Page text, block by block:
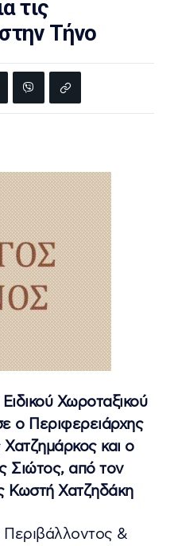
τις
Τήνο
Χωροταξικού
ο Περιφερειάρχης
και ο
Σιώτος, από τον
Κωστή Χατζηδάκη
&